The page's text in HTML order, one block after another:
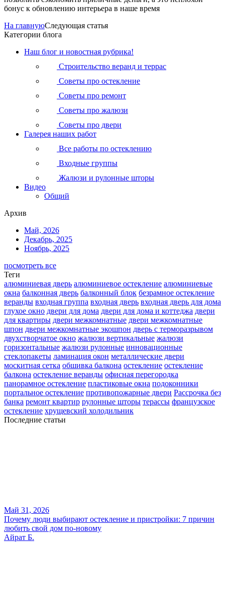
бонус к обновлению интерьера в наше время
На главнуюСледующая статья
Категории блога
Наш блог и новостная рубрика!
Строительство веранд и террас
Советы про остекление
Советы про ремонт
Советы про жалюзи
Советы про двери
Галерея наших работ
Все работы по остеклению
Входные группы
Жалюзи и рулонные шторы
Видео
Общий
Архив
Май, 2026
Декабрь, 2025
Ноябрь, 2025
посмотреть все
Теги
алюминиевая дверь алюминиевое остекление алюминиевые
окна балконная дверь балконный блок безрамное остекление
веранды входная группа входная дверь входная дверь для дома
глухое окно двери для дома двери для дома и коттеджа двери
для квартиры двери межкомнатные двери межкомнатные
шпон двери межкомнатные экошпон дверь с терморазрывом
двухстворчатое окно жалюзи вертикальные жалюзи
горизонтальные жалюзи рулонные инновационные
стеклопакеты ламинация окон металлические двери
москитная сетка обшивка балкона остекление остекление
балкона остекление веранды офисная перегородка
панорамное остекление пластиковые окна подоконники
портальное остекление противопожарные двери Рассрочка без
банка ремонт квартир рулонные шторы терассы французское
остекление хрущевский холодильник
Последние статьи
Май 31, 2026
Почему люди выбирают остекление и пристройки: 7 причин
любить свой дом по-новому
Айрат Б.